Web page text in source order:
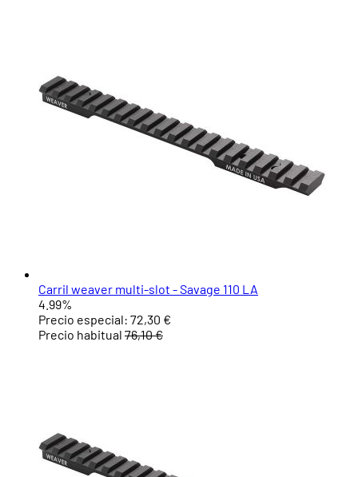
Carril weaver multi-slot - Savage 110 LA
4.99%
Precio especial: 72,30 €
Precio habitual 76,10 €